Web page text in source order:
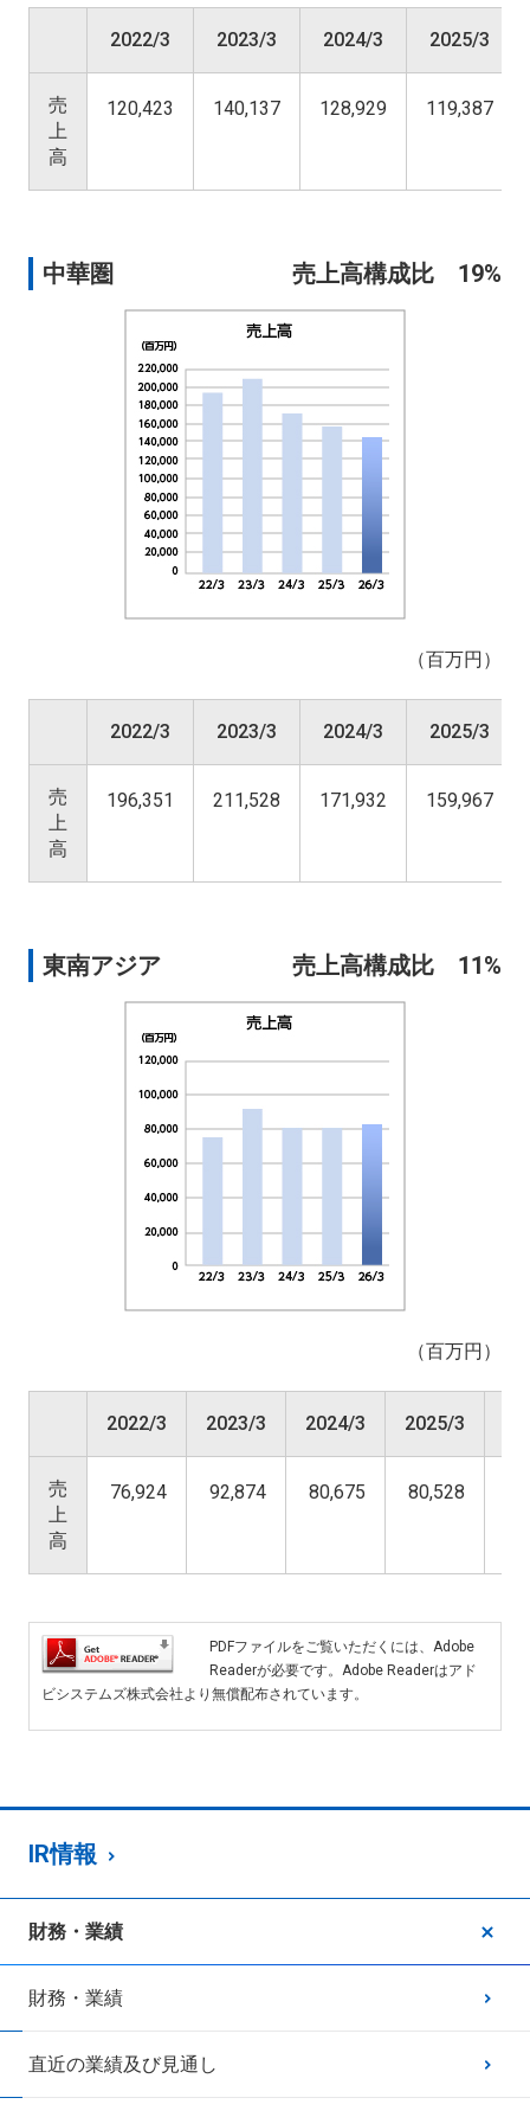
2022/3 2023/3 2024/3 2025/3
売
上
高
120,423 140,137 128,929 119,387
中華圏 売上高構成比 19%
（百万円）
2022/3 2023/3 2024/3 2025/3
売
上
高
196,351 211,528 171,932 159,967
東南アジア 売上高構成比 11%
（百万円）
2022/3 2023/3 2024/3 2025/3
売
上
高
76,924 92,874 80,675 80,528
PDFファイルをご覧いただくには、Adobe
Readerが必要です。Adobe Readerはアド
ビシステムズ株式会社より無償配布されています。
IR情報
財務・業績
財務・業績
直近の業績及び見通し